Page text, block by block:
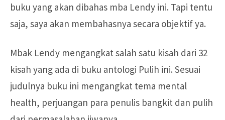
buku yang akan dibahas mba Lendy ini. Tapi tentu
saja, saya akan membahasnya secara objektif ya.
Mbak Lendy mengangkat salah satu kisah dari 32
kisah yang ada di buku antologi Pulih ini. Sesuai
judulnya buku ini mengangkat tema mental
health, perjuangan para penulis bangkit dan pulih